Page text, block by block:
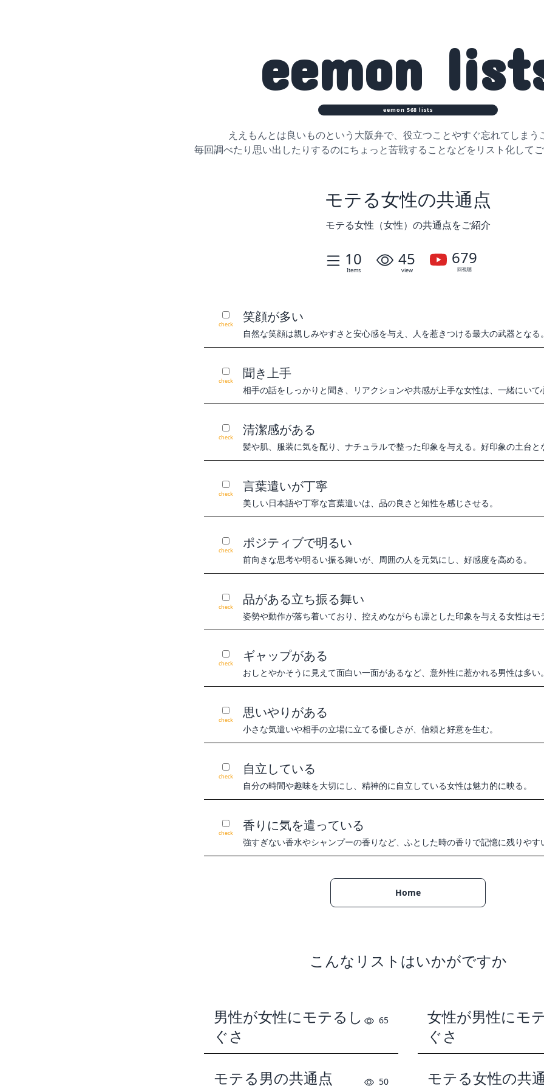
eemon
eemon 568 lists
ええもんとは良いものという大阪弁で、役立つことやすぐ忘れてしまう
毎回調べたり思い出したりするのにちょっと苦戦することなどをリスト化してご
モテる女性の共通点
モテる女性（女性）の共通点をご紹介
10
Items
45
view
679
回視聴
check 笑顔が多い
自然な笑顔は親しみやすさと安心感を与え、人を惹きつける最大の武器となる。
check 聞き上手
相手の話をしっかりと聞き、リアクションや共感が上手な女性は、一緒にいて
check 清潔感がある
髪や肌、服装に気を配り、ナチュラルで整った印象を与える。好印象の土台と
check 言葉遣いが丁寧
美しい日本語や丁寧な言葉遣いは、品の良さと知性を感じさせる。
check ポジティブで明るい
前向きな思考や明るい振る舞いが、周囲の人を元気にし、好感度を高める。
check 品がある立ち振る舞い
姿勢や動作が落ち着いており、控えめながらも凛とした印象を与える女性はモ
check ギャップがある
おしとやかそうに見えて面白い一面があるなど、意外性に惹かれる男性は多い。
check 思いやりがある
小さな気遣いや相手の立場に立てる優しさが、信頼と好意を生む。
check 自立している
自分の時間や趣味を大切にし、精神的に自立している女性は魅力的に映る。
check 香りに気を遣っている
強すぎない香水やシャンプーの香りなど、ふとした時の香りで記憶に残りやす
Home
こんなリストはいかがですか
男性が女性にモテるし
ぐさ
65
女性が男性にモ
ぐさ
モテる男の共通点 50 モテる女性の共